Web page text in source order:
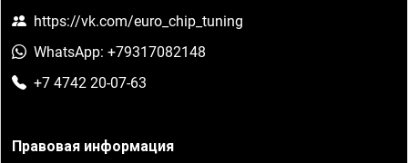
https://vk.com/euro_chip_tuning
WhatsApp: +79317082148
+7 4742 20-07-63
Правовая информация